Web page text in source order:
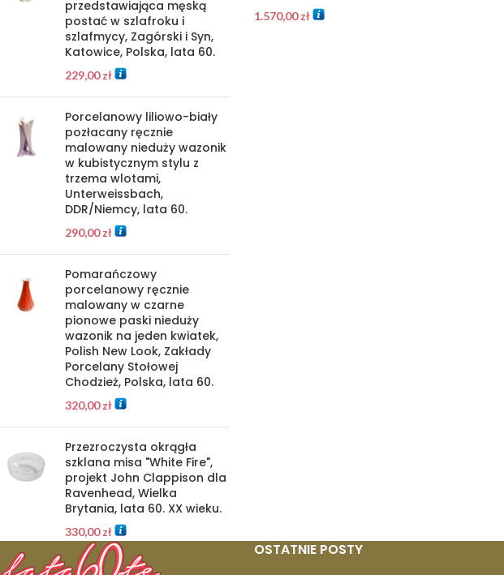
przedstawiająca męską
postać w szlafroku i
szlafmycy, Zagórski i Syn,
Katowice, Polska, lata 60.
229,00zł
Porcelanowy liliowo-biały
pozłacany ręcznie
malowany nieduży wazonik
w kubistycznym stylu z
trzema wlotami,
Unterweissbach,
DDR/Niemcy, lata 60.
290,00zł
Pomarańczowy
porcelanowy ręcznie
malowany w czarne
pionowe paski nieduży
wazonik na jeden kwiatek,
Polish New Look, Zakłady
Porcelany Stołowej
Chodzież, Polska, lata 60.
320,00zł
Przezroczysta okrągła
szklana misa "White Fire",
projekt John Clappison dla
Ravenhead, Wielka
Brytania, lata 60. XX wieku.
330,00zł
1.570,00zł
OSTATNIE POSTY